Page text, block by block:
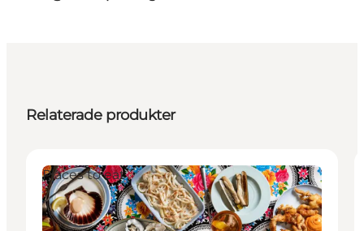
Relaterade produkter
Places to eat